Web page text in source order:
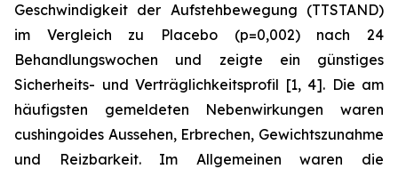
Geschwindigkeit der Aufstehbewegung (TTSTAND)
im Vergleich zu Placebo (p=0,002) nach 24
Behandlungswochen und zeigte ein günstiges
Sicherheits- und Verträglichkeitsprofil [1, 4]. Die am
häufigsten gemeldeten Nebenwirkungen waren
cushingoides Aussehen, Erbrechen, Gewichtszunahme
und Reizbarkeit. Im Allgemeinen waren die